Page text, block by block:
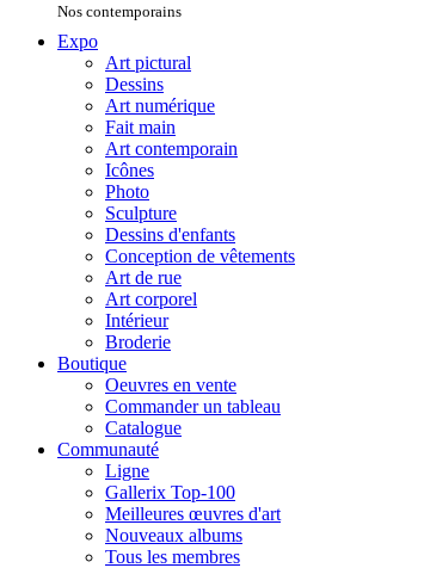
Nos contemporains
Expo
Art pictural
Dessins
Art numérique
Fait main
Art contemporain
Icônes
Photo
Sculpture
Dessins d'enfants
Conception de vêtements
Art de rue
Art corporel
Intérieur
Broderie
Boutique
Oeuvres en vente
Commander un tableau
Catalogue
Communauté
Ligne
Gallerix Top-100
Meilleures œuvres d'art
Nouveaux albums
Tous les membres